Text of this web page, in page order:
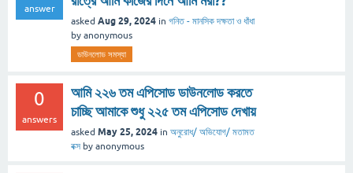
answer
asked Aug 29, 2024 in গনিত - মানসিক দক্ষতা ও ধাঁধা
by anonymous
ডাউনলোড সমস্যা
0
answers
আমি ২২৬ তম এপিসোড ডাউনলোড করতে
চাচ্ছি আমাকে শুধু ২২৫ তম এপিসোড দেখায়
asked May 25, 2024 in অনুরোধ/ অভিযোগ/ মতামত
বক্স by anonymous